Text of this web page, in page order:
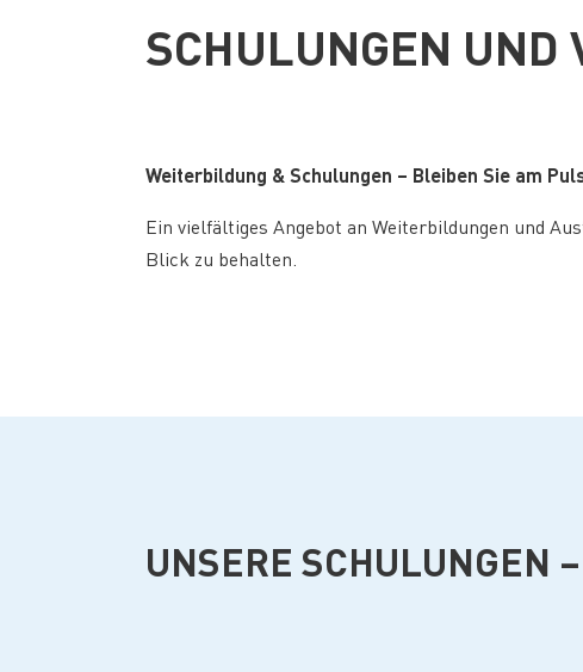
SCHULUNGEN UND
Weiterbildung & Schulungen – Bleiben Sie am
Ein vielfältiges Angebot an Weiterbildungen und
Blick zu behalten.
UNSERE SCHULUNGEN